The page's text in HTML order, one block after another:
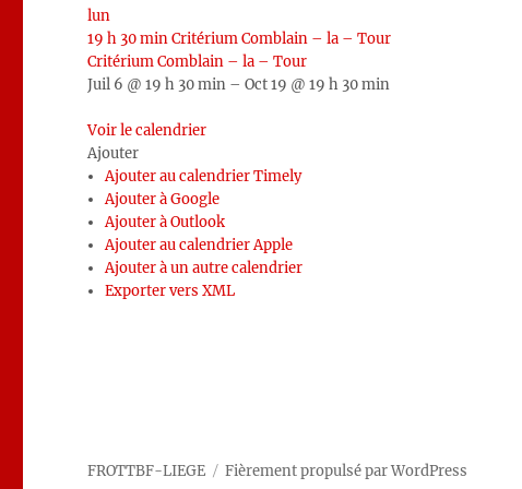
lun
19 h 30 minCritérium Comblain – la – Tour
Critérium Comblain – la – Tour
Juil 6 @ 19 h 30 min – Oct 19 @ 19 h 30 min
Voir le calendrier
Ajouter
Ajouter au calendrier Timely
Ajouter à Google
Ajouter à Outlook
Ajouter au calendrier Apple
Ajouter à un autre calendrier
Exporter vers XML
FROTTBF-LIEGE Fièrement propulsé par WordPress